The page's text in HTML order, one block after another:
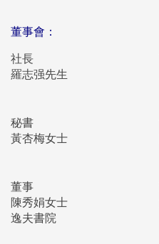
董事會：
社長
羅志强先生
秘書
黃杏梅女士
董事
陳秀娟女士
逸夫書院